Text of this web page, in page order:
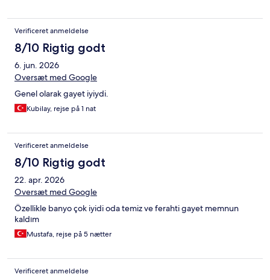
Verificeret anmeldelse
8/10 Rigtig godt
6. jun. 2026
Oversæt med Google
Genel olarak gayet iyiydi.
Kubilay, rejse på 1 nat
Verificeret anmeldelse
8/10 Rigtig godt
22. apr. 2026
Oversæt med Google
Özellikle banyo çok iyidi oda temiz ve ferahti gayet memnun
kaldım
Mustafa, rejse på 5 nætter
Verificeret anmeldelse